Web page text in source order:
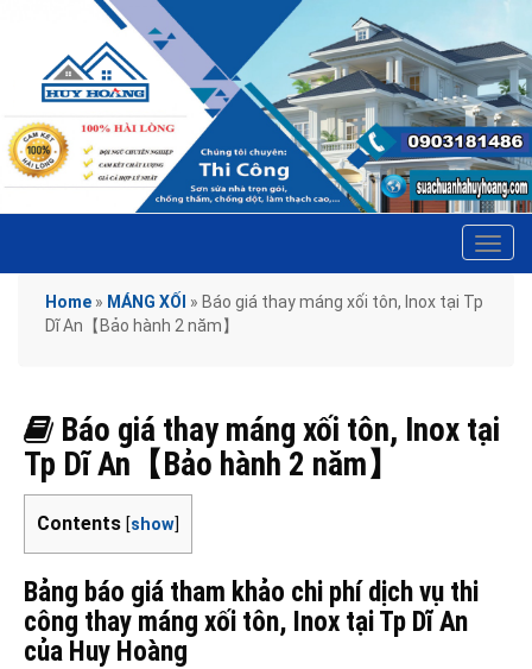
Home » MÁNG XỐI » Báo giá thay máng xối tôn, Inox tại Tp
Dĩ An【Bảo hành 2 năm】
Báo giá thay máng xối tôn, Inox tại
Tp Dĩ An【Bảo hành 2 năm】
Contents [show]
Bảng báo giá tham khảo chi phí dịch vụ thi
công thay máng xối tôn, Inox tại Tp Dĩ An
của Huy Hoàng